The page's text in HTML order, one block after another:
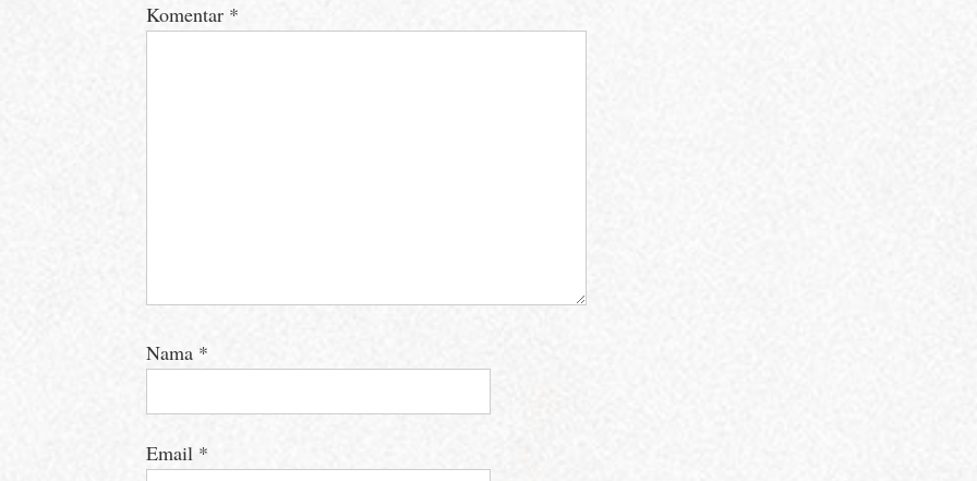
Komentar *
Nama *
Email *